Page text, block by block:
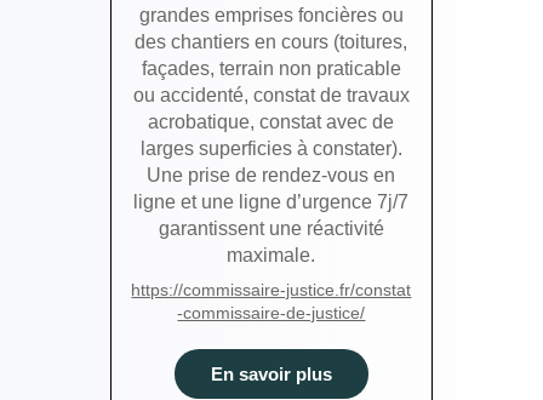
grandes emprises foncières ou
des chantiers en cours (toitures,
façades, terrain non praticable
ou accidenté, constat de travaux
acrobatique, constat avec de
larges superficies à constater).
Une prise de rendez-vous en
ligne et une ligne d’urgence 7j/7
garantissent une réactivité
maximale.
https://commissaire-justice.fr/constat
-commissaire-de-justice/
En savoir plus